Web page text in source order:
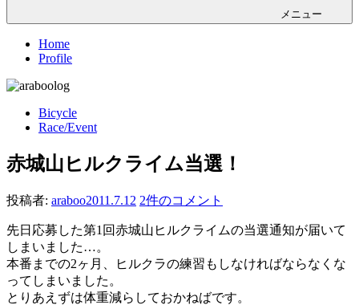
メニュー
Home
Profile
Bicycle
Race/Event
赤城山ヒルクライム当選！
投稿者: araboo2011.7.12 2件のコメント
先日応募した第1回赤城山ヒルクライムの当選通知が届いて
しまいました…。
本番までの2ヶ月、ヒルクラの練習もしなければならなくな
ってしまいました。
とりあえずは体重減らしておかねばです。